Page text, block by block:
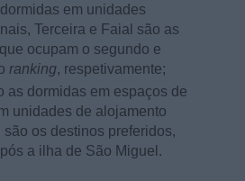
em unidades
Terceira e Faial são as
ocupam o segundo e
ranking, respetivamente;
as dormidas em espaços de
unidades de alojamento
são os destinos preferidos,
a ilha de São Miguel.